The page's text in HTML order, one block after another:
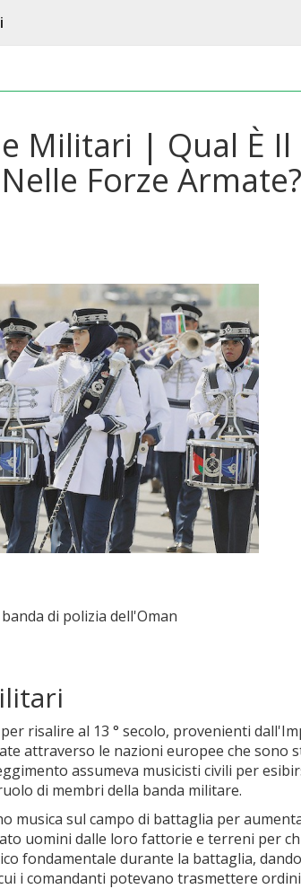
Militari | Qual È Il
Forze Armate?
di polizia dell'Oman
risalire al 13 ° secolo, provenienti
attraverso le nazioni europee che sono
assumeva musicisti civili per
di membri della banda militare.
musica sul campo di battaglia per
uomini dalle loro fattorie e terreni per
fondamentale durante la battaglia,
i comandanti potevano trasmettere